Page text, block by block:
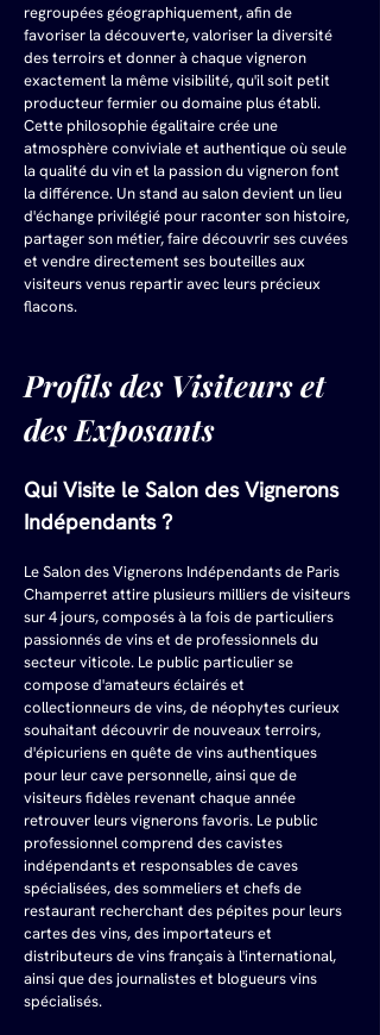
regroupées géographiquement, afin de
favoriser la découverte, valoriser la diversité
des terroirs et donner à chaque vigneron
exactement la même visibilité, qu'il soit petit
producteur fermier ou domaine plus établi.
Cette philosophie égalitaire crée une
atmosphère conviviale et authentique où seule
la qualité du vin et la passion du vigneron font
la différence. Un stand au salon devient un lieu
d'échange privilégié pour raconter son histoire,
partager son métier, faire découvrir ses cuvées
et vendre directement ses bouteilles aux
visiteurs venus repartir avec leurs précieux
flacons.
Profils des Visiteurs et
des Exposants
Qui Visite le Salon des Vignerons
Indépendants ?
Le Salon des Vignerons Indépendants de Paris
Champerret attire plusieurs milliers de visiteurs
sur 4 jours, composés à la fois de particuliers
passionnés de vins et de professionnels du
secteur viticole. Le public particulier se
compose d'amateurs éclairés et
collectionneurs de vins, de néophytes curieux
souhaitant découvrir de nouveaux terroirs,
d'épicuriens en quête de vins authentiques
pour leur cave personnelle, ainsi que de
visiteurs fidèles revenant chaque année
retrouver leurs vignerons favoris. Le public
professionnel comprend des cavistes
indépendants et responsables de caves
spécialisées, des sommeliers et chefs de
restaurant recherchant des pépites pour leurs
cartes des vins, des importateurs et
distributeurs de vins français à l'international,
ainsi que des journalistes et blogueurs vins
spécialisés.